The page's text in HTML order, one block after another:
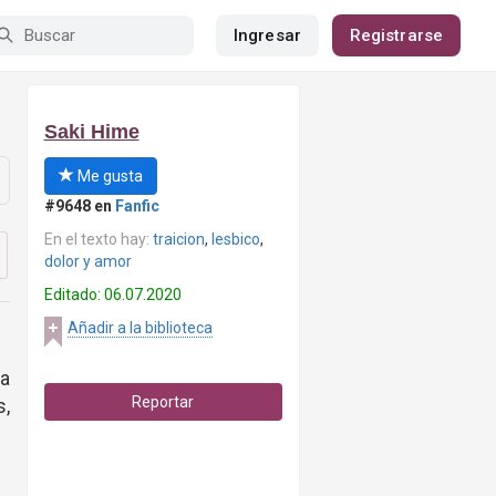
Ingresar Registrarse
Saki Hime
Me gusta
#9648 en Fanfic
En el texto hay: traicion, lesbico,
dolor y amor
Editado: 06.07.2020
Añadir a la biblioteca
Reportar